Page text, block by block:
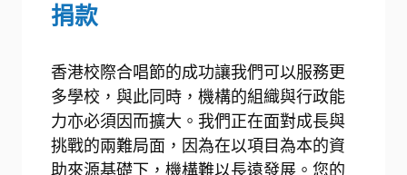
捐款
香港校際合唱節的成功讓我們可以服務更
多學校，與此同時，機構的組織與行政能
力亦必須因而擴大。我們正在面對成長與
挑戰的兩難局面，因為在以項目為本的資
助來源基礎下，機構難以長遠發展。您的